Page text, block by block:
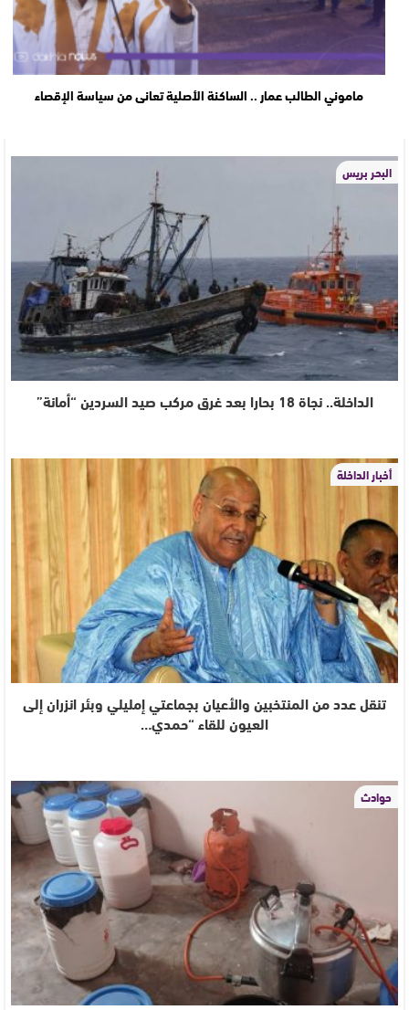
ماموني الطالب عمار .. الساكنة الأصلية تعانى من سياسة الإقصاء
البحر بريس
الداخلة.. نجاة 18 بحارا بعد غرق مركب صيد السردين “أمانة”
أخبار الداخلة
تنقل عدد من المنتخبين والأعيان بجماعتي إمليلي وبئر انزران إلى
العيون للقاء “حمدي…
حوادث